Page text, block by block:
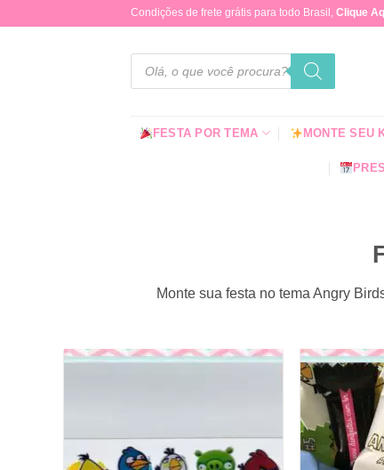
Condições de frete grátis para todo Brasil, Clique
Pesquisar
produtos
FESTA POR TEMA MONTE SEU
Monte sua festa no tema Angry